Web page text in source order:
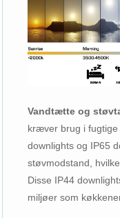
Vandtætte og
kræver brug i fugtige
downlights og IP65
støvmodstand,
Disse IP44
miljøer som